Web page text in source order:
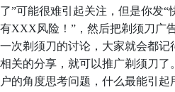
了”可能很难引起关注，但是你发“
有XXX风险！”，然后把剃须刀广
一次剃须刀的讨论，大家就会都
相关的分享，就可以推广剃须刀了
户的角度思考问题，什么最能引